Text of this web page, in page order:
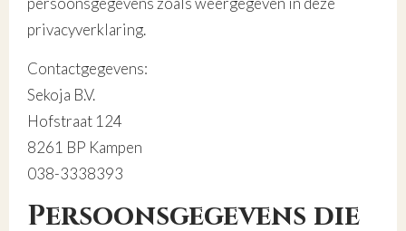
privacyverklaring.
Contactgegevens:
Sekoja B.V.
Hofstraat 124
8261 BP Kampen
038-3338393
Persoonsgegevens die